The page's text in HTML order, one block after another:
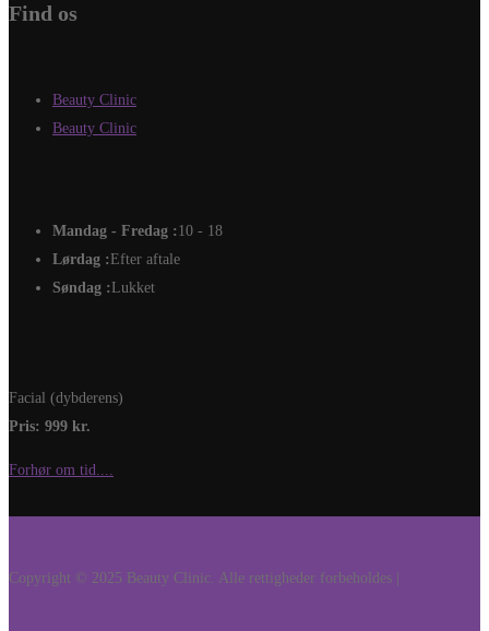
Find os
Beauty Clinic
Beauty Clinic
Mandag - Fredag : 10 - 18
Lørdag : Efter aftale
Søndag : Lukket
Facial (dybderens)
Pris: 999 kr.
Forhør om tid....
Copyright © 2025 Beauty Clinic. Alle rettigheder forbeholdes |